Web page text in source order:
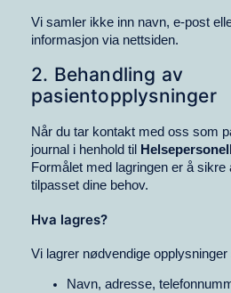
Vi samler ikke inn navn, e-post
informasjon via nettsiden.
2. Behandling av
pasientopplysninger
Når du tar kontakt med oss som
journal i henhold til
Formålet med lagringen er å sikre
tilpasset dine behov.
Hva lagres?
Vi lagrer nødvendige opplysninger
Navn, adresse,